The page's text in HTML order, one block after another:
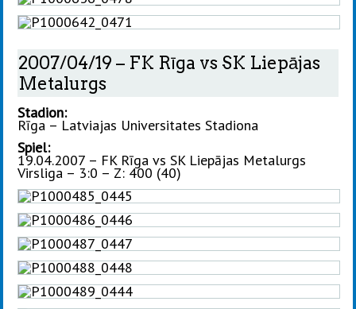
2007/04/19 – FK Rīga vs SK Liepājas
Metalurgs
Stadion:
Rīga – Latviajas Universitates Stadiona
Spiel:
19.04.2007 – FK Rīga vs SK Liepājas Metalurgs
Virsliga – 3:0 – Z: 400 (40)